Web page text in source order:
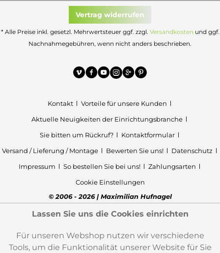
Vertrag widerrufen
* Alle Preise inkl. gesetzl. Mehrwertsteuer ggf. zzgl. Versandkosten und ggf.
Nachnahmegebühren, wenn nicht anders beschrieben.
Kontakt
Vorteile für unsere Kunden
Aktuelle Neuigkeiten der Einrichtungsbranche
Sie bitten um Rückruf?
Kontaktformular
Versand / Lieferung / Montage
Bewerten Sie uns!
Datenschutz
Impressum
So bestellen Sie bei uns!
Zahlungsarten
Cookie Einstellungen
© 2006 - 2026 | Maximilian Hufnagel
Lassen Sie uns die Cookies einrichten
Für unseren Webshop nutzen wir verschiedene
Tools, um die Funktionalität unserer Website für Sie